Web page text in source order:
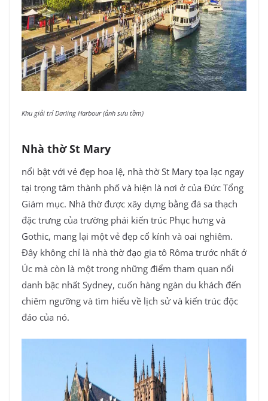
Khu giải trí Darling Harbour (ảnh sưu tầm)
Nhà thờ St Mary
nổi bật với vẻ đẹp hoa lệ, nhà thờ St Mary tọa lạc ngay
tại trọng tâm thành phố và hiện là nơi ở của Đức Tổng
Giám mục. Nhà thờ được xây dựng bằng đá sa thạch
đặc trưng của trường phái kiến trúc Phục hưng và
Gothic, mang lại một vẻ đẹp cổ kính và oai nghiêm.
Đây không chỉ là nhà thờ đạo gia tô Rôma trước nhất ở
Úc mà còn là một trong những điểm tham quan nổi
danh bậc nhất Sydney, cuốn hàng ngàn du khách đến
chiêm ngưỡng và tìm hiểu về lịch sử và kiến trúc độc
đáo của nó.